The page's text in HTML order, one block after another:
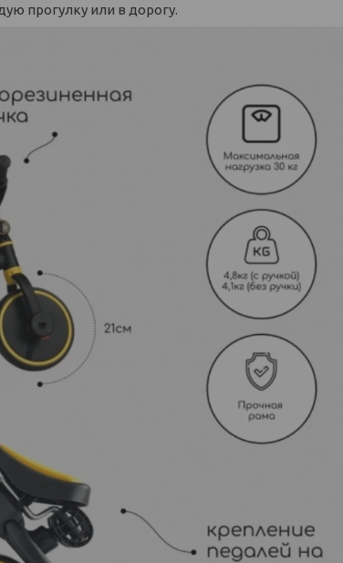
прогулку или в дорогу.